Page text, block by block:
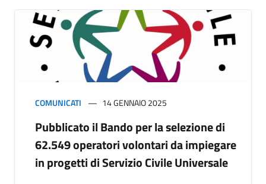
COMUNICATI 14 GENNAIO 2025
Pubblicato il Bando per la selezione di
62.549 operatori volontari da impiegare
in progetti di Servizio Civile Universale